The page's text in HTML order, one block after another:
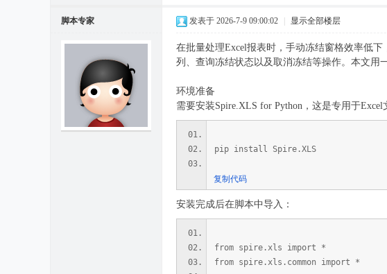
脚本专家 发表于 2026-7-9 09:00:02 显示全部楼层
在批量处理Excel报表时，手动冻结窗格效率低
列、查询冻结状态以及取消冻结等操作。本文用
环境准备
需要安装Spire.XLS for Python，这是专用于
pip install Spire.XLS
复制代码
安装完成后在脚本中导入：
from spire.xls import *
from spire.xls.common import *